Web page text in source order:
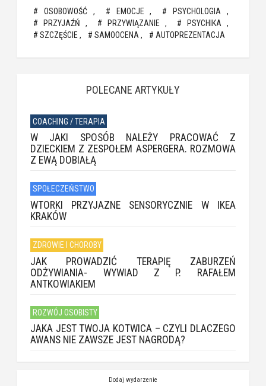
OSOBOWOŚĆ EMOCJE
PSYCHOLOGIA
PRZYJAŹŃ
PRZYWIĄZANIE
PSYCHIKA
SZCZĘŚCIE
SAMOOCENA AUTOPREZENTACJA
POLECANE ARTYKUŁY
COACHING / TERAPIA
W JAKI SPOSÓB NALEŻY PRACOWAĆ Z
DZIECKIEM Z ZESPOŁEM ASPERGERA. ROZMOWA
Z EWĄ DOBIAŁĄ
SPOŁECZEŃSTWO
WTORKI PRZYJAZNE SENSORYCZNIE W IKEA
KRAKÓW
ZDROWIE I CHOROBY
JAK PROWADZIĆ TERAPIĘ ZABURZEŃ
ODŻYWIANIA- WYWIAD Z P. RAFAŁEM
ANTKOWIAKIEM
ROZWÓJ OSOBISTY
JAKA JEST TWOJA KOTWICA – CZYLI DLACZEGO
AWANS NIE ZAWSZE JEST NAGRODĄ?
Dodaj wydarzenie